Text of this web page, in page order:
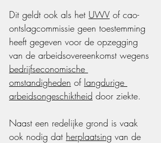
Dit geldt ook als het UWV of cao-
ontslagcommissie geen toestemming
heeft gegeven voor de opzegging
van de arbeidsovereenkomst wegens
bedrijfseconomische
omstandigheden of langdurige
arbeidsongeschiktheid door ziekte.
Naast een redelijke grond is vaak
ook nodig dat herplaatsing van de